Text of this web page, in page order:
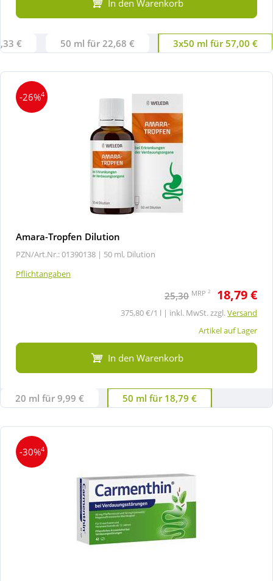
In den Warenkorb
€ 50 ml für 22,68 € 3x50 ml für 57,00 €
-26%4
Amara-Tropfen Dilution
PZN/Art.Nr.: 01390138 | 50 ml, Dilution
Pflichtangaben
25,30 MRP 2 18,79 €
375,80 €/1 l | inkl. MwSt. zzgl.Versand
Artikel auf Lager
In den Warenkorb
20 ml für 9,99 € 50 ml für 18,79 €
-30%4